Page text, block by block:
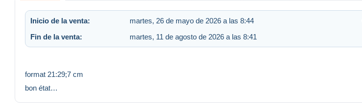
Inicio de la venta: martes, 26 de mayo de 2026 a las 8:44
Fin de la venta:
martes, 11 de agosto de 2026 a las 8:41
format 21:29;7 cm
bon état…